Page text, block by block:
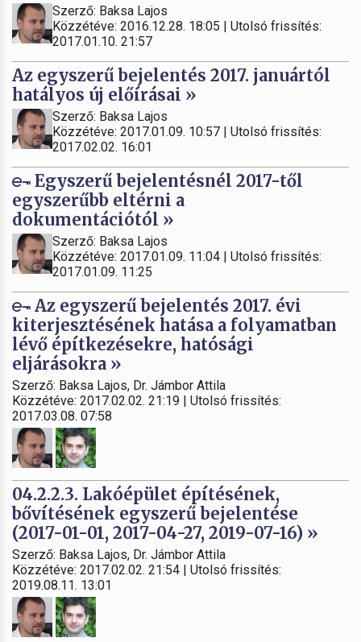
Szerző: Baksa Lajos
Közzétéve: 2016.12.28. 18:05 | Utolsó frissítés:
2017.01.10. 21:57
Az egyszerű bejelentés 2017. januártól
hatályos új előírásai »
Szerző: Baksa Lajos
Közzétéve: 2017.01.09. 10:57 | Utolsó frissítés:
2017.02.02. 16:01
Egyszerű bejelentésnél 2017-től
egyszerűbb eltérni a
dokumentációtól »
Szerző: Baksa Lajos
Közzétéve: 2017.01.09. 11:04 | Utolsó frissítés:
2017.01.09. 11:25
Az egyszerű bejelentés 2017. évi
kiterjesztésének hatása a folyamatban
lévő építkezésekre, hatósági
eljárásokra »
Szerző: Baksa Lajos, Dr. Jámbor Attila
Közzétéve: 2017.02.02. 21:19 | Utolsó frissítés:
2017.03.08. 07:58
04.2.2.3. Lakóépület építésének,
bővítésének egyszerű bejelentése
(2017-01-01, 2017-04-27, 2019-07-16) »
Szerző: Baksa Lajos, Dr. Jámbor Attila
Közzétéve: 2017.02.02. 21:54 | Utolsó frissítés:
2019.08.11. 13:01